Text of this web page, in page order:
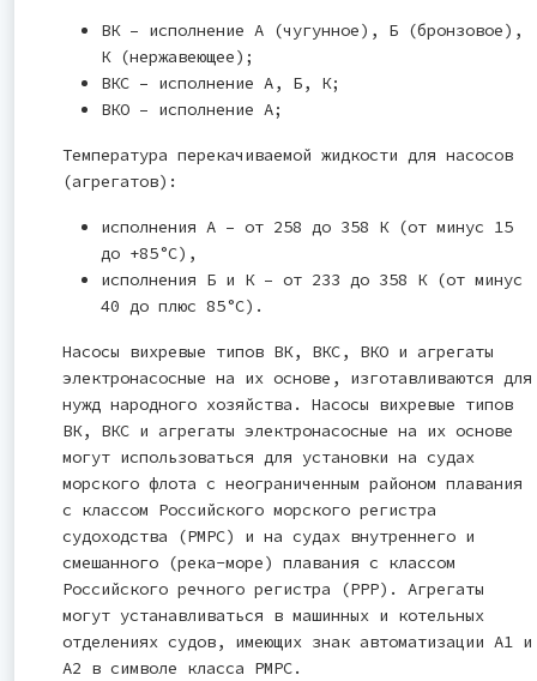
ВК – исполнение А (чугунное), Б (бронзовое),
К (нержавеющее);
ВКС – исполнение А, Б, К;
ВКО – исполнение А;
Температура перекачиваемой жидкости для насосов
(агрегатов):
исполнения А – от 258 до 358 К (от минус 15
до +85°С),
исполнения Б и К – от 233 до 358 К (от минус
40 до плюс 85°С).
Насосы вихревые типов ВК, ВКС, ВКО и агрегаты
электронасосные на их основе, изготавливаются для
нужд народного хозяйства. Насосы вихревые типов
ВК, ВКС и агрегаты электронасосные на их основе
могут использоваться для установки на судах
морского флота с неограниченным районом плавания
с классом Российского морского регистра
судоходства (РМРС) и на судах внутреннего и
смешанного (река-море) плавания с классом
Российского речного регистра (РРР). Агрегаты
могут устанавливаться в машинных и котельных
отделениях судов, имеющих знак автоматизации А1 и
А2 в символе класса РМРС.